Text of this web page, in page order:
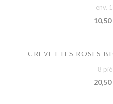
env.
10,50
CREVETTES ROSES
8
20,50